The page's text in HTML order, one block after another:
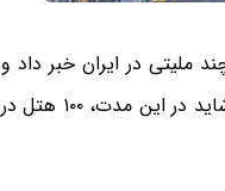
ملیتی در ایران خبر داد و
گفت: قرار است در 10 سال آینده، ماموریت‌های زیادی در سراسر ایران انجام دهیم، شاید در این مدت، ۱۰۰ هتل در